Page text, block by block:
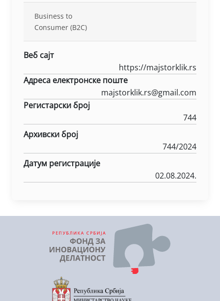
Business to
Consumer (B2C)
Веб сајт
https://majstorklik.rs
Адреса електронске поште
majstorklik.rs@gmail.com
Регистарски број
744
Архивски број
744/2024
Датум регистрације
02.08.2024.